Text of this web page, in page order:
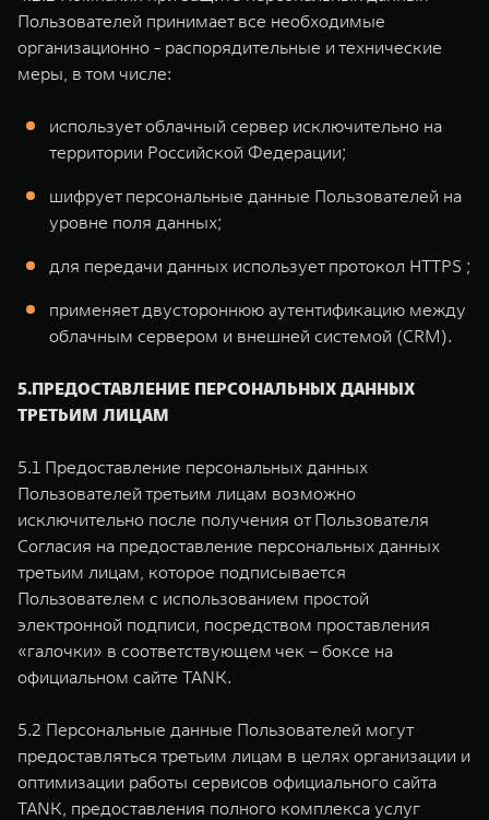
Пользователей принимает все необходимые
организационно - распорядительные и технические
меры, в том числе:
использует облачный сервер исключительно на
территории Российской Федерации;
шифрует персональные данные Пользователей на
уровне поля данных;
для передачи данных использует протокол HTTPS ;
применяет двустороннюю аутентификацию между
облачным сервером и внешней системой (CRM).
5.ПРЕДОСТАВЛЕНИЕ ПЕРСОНАЛЬНЫХ ДАННЫХ
ТРЕТЬИМ ЛИЦАМ
5.1 Предоставление персональных данных
Пользователей третьим лицам возможно
исключительно после получения от Пользователя
Согласия на предоставление персональных данных
третьим лицам, которое подписывается
Пользователем с использованием простой
электронной подписи, посредством проставления
«галочки» в соответствующем чек – боксе на
официальном сайте TANK.
5.2 Персональные данные Пользователей могут
предоставляться третьим лицам в целях организации и
оптимизации работы сервисов официального сайта
TANK, предоставления полного комплекса услуг